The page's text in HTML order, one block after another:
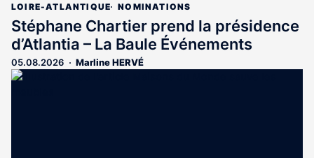
LOIRE-ATLANTIQUE NOMINATIONS
Stéphane Chartier prend la présidence
d’Atlantia – La Baule Événements
05.08.2026 Marline HERVÉ